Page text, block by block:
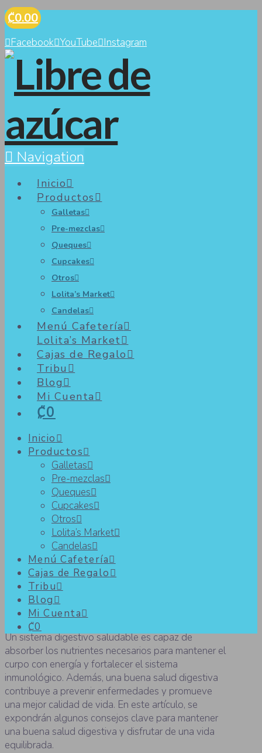
₡0.00
Facebook YouTube Instagram
Navigation
Inicio
Productos
Galletas
Pre-mezclas
Queques
Cupcakes
Otros
Lolita’s Market
Candelas
Menú Cafetería
Lolita’s Market
Cajas de Regalo
Tribu
Blog
Mi Cuenta
₡0
Inicio
Productos
Galletas
Pre-mezclas
Queques
Cupcakes
Otros
Lolita’s Market
Candelas
Menú Cafetería
Cajas de Regalo
Tribu
Blog
Mi Cuenta
₡0
¿Cómo mantener una buena
salud digestiva?
Un sistema digestivo saludable es capaz de
absorber los nutrientes necesarios para mantener el
curpo con energía y fortalecer el sistema
inmunológico. Además, una buena salud digestiva
contribuye a prevenir enfermedades y promueve
una mejor calidad de vida. En este artículo, se
expondrán algunos consejos clave para mantener
una buena salud digestiva y disfrutar de una vida
equilibrada.